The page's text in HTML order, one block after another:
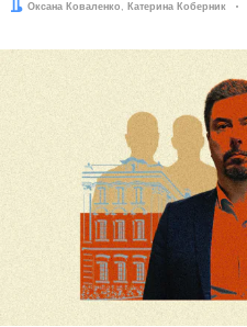
Автор:
Оксана Коваленко
Редактор: Катерина Коберник